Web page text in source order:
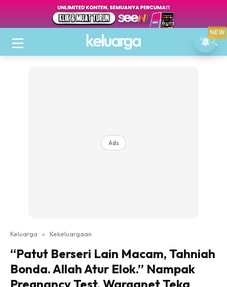
Ads
Keluarga » Kekeluargaan
“Patut Berseri Lain Macam, Tahniah
Bonda. Allah Atur Elok.” Nampak
Pregnancy Test, Warganet Teka
NEW